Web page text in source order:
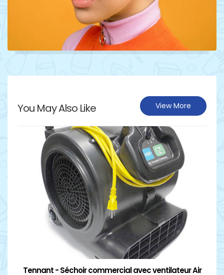
You May Also Like View More
Tennant - Séchoir commercial avec ventilateur Air